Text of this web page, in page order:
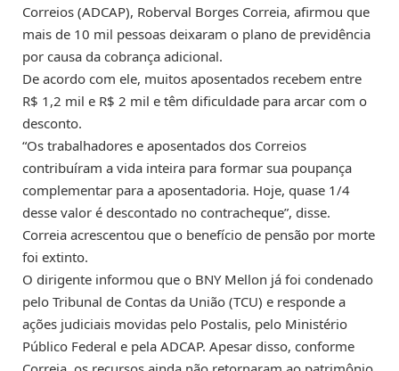
Correios (ADCAP), Roberval Borges Correia, afirmou que
mais de 10 mil pessoas deixaram o plano de previdência
por causa da cobrança adicional.
De acordo com ele, muitos aposentados recebem entre
R$ 1,2 mil e R$ 2 mil e têm dificuldade para arcar com o
desconto.
“Os trabalhadores e aposentados dos Correios
contribuíram a vida inteira para formar sua poupança
complementar para a aposentadoria. Hoje, quase 1/4
desse valor é descontado no contracheque”, disse.
Correia acrescentou que o benefício de pensão por morte
foi extinto.
O dirigente informou que o BNY Mellon já foi condenado
pelo Tribunal de Contas da União (TCU) e responde a
ações judiciais movidas pelo Postalis, pelo Ministério
Público Federal e pela ADCAP. Apesar disso, conforme